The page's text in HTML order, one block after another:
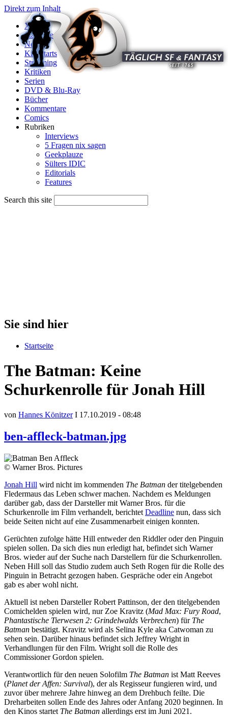
Direkt zum Inhalt
X
Startseite
News
Kinostarts
Streaming
Kritiken
Serien
DVD & Blu-Ray
Bücher
Kommentare
Comics
Rubriken
Interviews
5 Fragen nix sagen
Geekplauze
Sülters IDIC
Editorials
Features
Search this site
Sie sind hier
Startseite
The Batman: Keine
Schurkenrolle für Jonah Hill
von Hannes KönitzerI 17.10.2019 - 08:48
ben-affleck-batman.jpg
© Warner Bros. Pictures
Jonah Hill wird nicht im kommenden The Batman der titelgebenden
Fledermaus das Leben schwer machen. Nachdem es Meldungen
darüber gab, dass der Darsteller mit Warner Bros. für die
Schurkenrolle im Film verhandelt, berichtet Deadline nun, dass sich
beide Seiten nicht auf eine Zusammenarbeit einigen konnten.
Gerüchten zufolge hätte Hill entweder den Riddler oder den Pinguin
spielen sollen. Da sich dies nun erledigt hat, befindet sich Warner
Bros. wieder auf der Suche nach Darstellern für die Schurkenrollen.
Neben Hill soll das Studio zudem auch Seth Rogen für die Rolle des
Pinguin in Betracht gezogen haben. Gespräche oder ein Angebot
gab es aber wohl nicht.
Aktuell ist neben Darsteller Robert Pattinson, der den titelgebenden
Comichelden spielen wird, nur Zoe Kravitz (Mad Max: Fury Road,
Phantastische Tierwesen 2: Grindelwalds Verbrechen) für The
Batman bestätigt. Kravitz wird als Selina Kyle aka Catwoman zu
sehen sein. Darüber hinaus befindet sich Jeffrey Wright in
Verhandlungen für den Film. Wright soll die Rolle des
Commissioner Gordon spielen.
Verantwortlich für den neuen Solofilm The Batman ist Matt Reeves
(Planet der Affen: Survival), der als Regisseur fungieren wird, und
zuvor über mehrere Jahre hinweg an dem Drehbuch feilte. Die
Dreharbeiten sollen Ende des Jahres oder Anfang 2020 beginnen. In
den Kinos startet The Batman allerdings erst im Juni 2021.